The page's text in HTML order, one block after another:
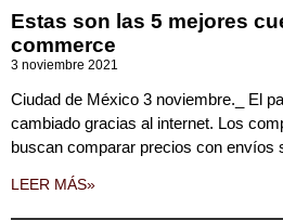
Estas son las 5 mejores
commerce
3 noviembre 2021
Ciudad de México 3 noviembre._ El
cambiado gracias al internet. Los
buscan comparar precios con envíos
LEER MÁS»